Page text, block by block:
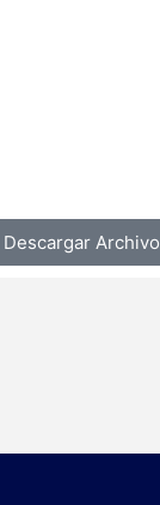
Descargar Archivo